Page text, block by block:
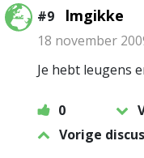
#9 lmgikke
18 november
Je hebt leugens
0
Vorige